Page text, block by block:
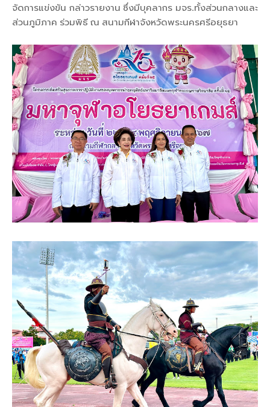
จัดการแข่งขัน กล่าวรายงาน ซึ่งมีบุคลากร มจร.ทั้งส่วนกลางและ
ส่วนภูมิภาค ร่วมพิธี ณ สนามกีฬาจังหวัดพระนครศรีอยุธยา